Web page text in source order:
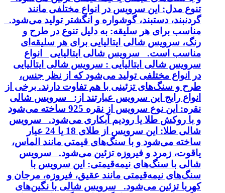
تنوع مدل: این سرویس در انواع مختلفی مانند
گردنبند، دستبند، گوشواره و انگشتر تولید می‌شود.
مناسب برای هر سلیقه: به دلیل تنوع در طرح و
رنگ، سرویس شالی ایتالیایی برای هر سلیقه‌ای
مناسب است. سرویس شالی ایتالیایی انواع
سرویس شالی ایتالیایی : سرویس شالی ایتالیایی
در انواع مختلفی تولید می‌شود که از نظر جنس،
طرح و سنگ‌های تزئینی با هم تفاوت دارند. برخی از
انواع رایج این سرویس عبارتند از: سرویس شالی
نقره: این نوع سرویس از نقره 925 ساخته می‌شود
و با روکش طلا یا رودیم آبکاری می‌شود. سرویس
شالی طلا: این سرویس از طلای 18 یا 24 عیار
ساخته می‌شود و با سنگ‌های قیمتی مانند الماس،
یاقوت، زمرد و فیروزه تزئین می‌شود. سرویس
شالی با سنگ‌های نیمه‌قیمتی: این سرویس با
سنگ‌های نیمه‌قیمتی مانند عقیق، فیروزه، مرجان و
کهربا تزئین می‌شود. سرویس شالی با نگین‌های